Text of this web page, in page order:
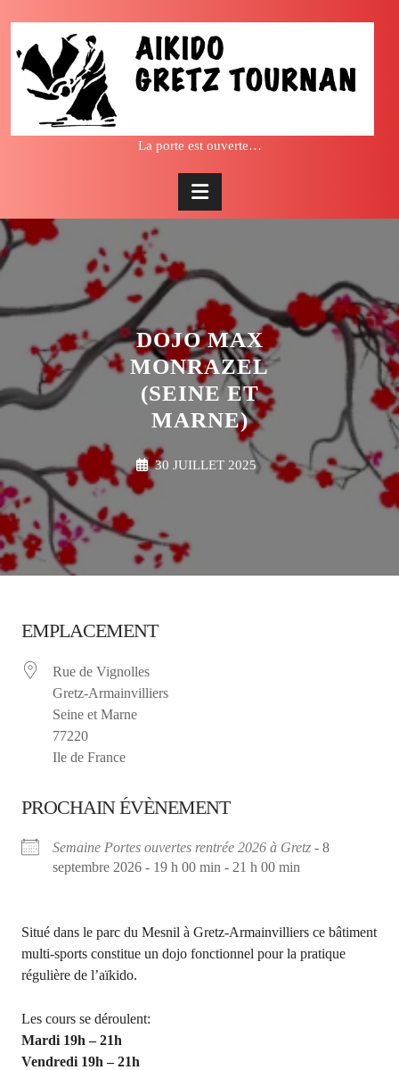
content
La porte est ouverte…
DOJO MAX
MONRAZEL
(SEINE ET
MARNE)
30 JUILLET 2025
EMPLACEMENT
Rue de Vignolles
Gretz-Armainvilliers
Seine et Marne
77220
Ile de France
PROCHAIN ÉVÈNEMENT
Semaine Portes ouvertes rentrée 2026 à Gretz - 8
septembre 2026 - 19 h 00 min - 21 h 00 min
Situé dans le parc du Mesnil à Gretz-Armainvilliers ce bâtiment
multi-sports constitue un dojo fonctionnel pour la pratique
régulière de l’aïkido.
Les cours se déroulent:
Mardi 19h – 21h
Vendredi 19h – 21h